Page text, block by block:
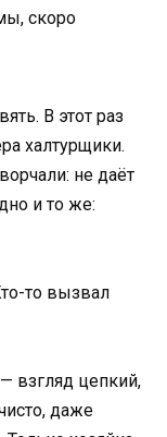
скоро
В этот раз
халтурщики.
не даёт
и то же:
то вызвал
взгляд цепкий,
даже